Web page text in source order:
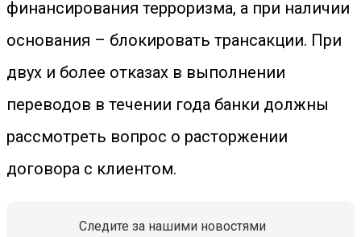
финансирования терроризма, а при наличии
основания – блокировать трансакции. При
двух и более отказах в выполнении
переводов в течении года банки должны
рассмотреть вопрос о расторжении
договора с клиентом.
Следите за нашими новостями